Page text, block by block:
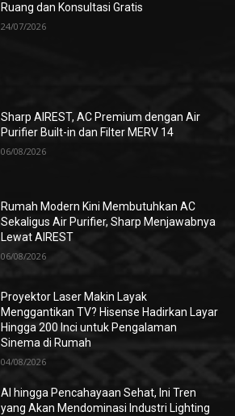
Ruang dan Konsultasi Gratis
24/07/2026
Sharp AIREST, AC Premium dengan Air
Purifier Built-in dan Filter MERV 14
06/08/2026
Rumah Modern Kini Membutuhkan AC
Sekaligus Air Purifier, Sharp Menjawabnya
Lewat AIREST
06/08/2026
Proyektor Laser Makin Layak
Menggantikan TV? Hisense Hadirkan Layar
Hingga 200 Inci untuk Pengalaman
Sinema di Rumah
04/08/2026
AI hingga Pencahayaan Sehat, Ini Tren
yang Akan Mendominasi Industri Lighting